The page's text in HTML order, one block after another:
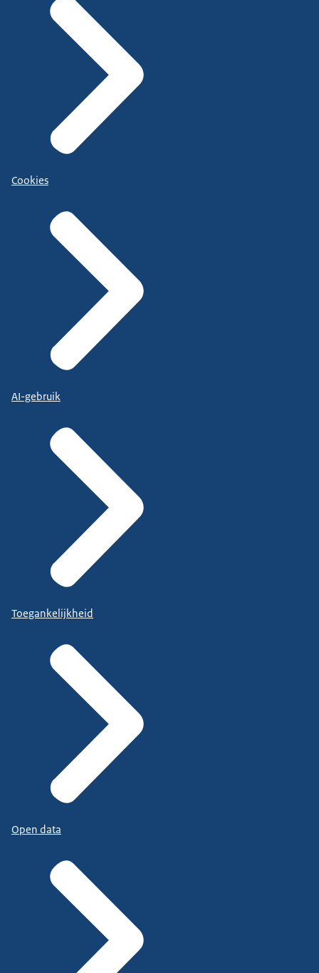
Cookies
AI-gebruik
Toegankelijkheid
Open data